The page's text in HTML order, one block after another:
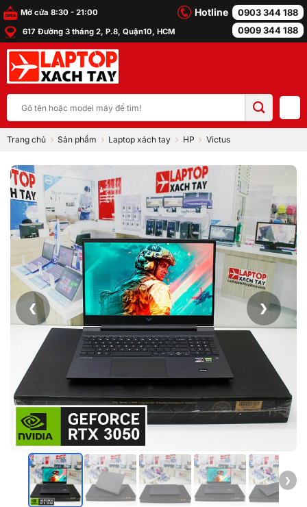
Bỏ
qua
nội
dung
Mở cửa 8:30 - 21:00
617 Đường 3 tháng 2, P.8, Quận10, HCM
Hotline
0903 344 188
0909 344 188
kiếm:
Trang chủ Sản phẩm Laptop xách tay HP Victus
❮ ❯
❯